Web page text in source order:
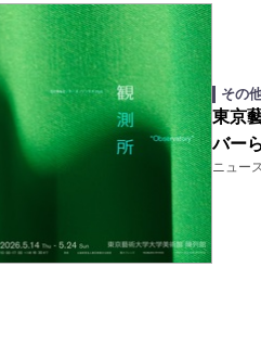
その
東京
バー
ニュース